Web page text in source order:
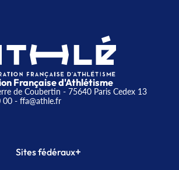
Française d'Athlétisme
de Coubertin - 75640 Paris Cedex 13
00- ffa@athle.fr
Sites fédéraux+